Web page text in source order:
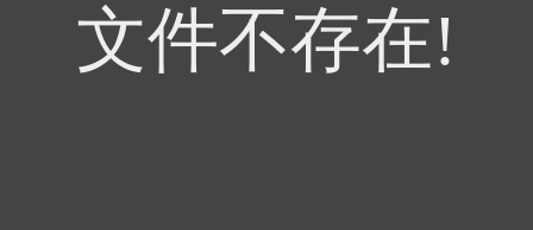
文件不存在!